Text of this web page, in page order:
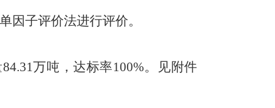
因子评价法进行评价。
84.31万吨，达标率100%。见附件